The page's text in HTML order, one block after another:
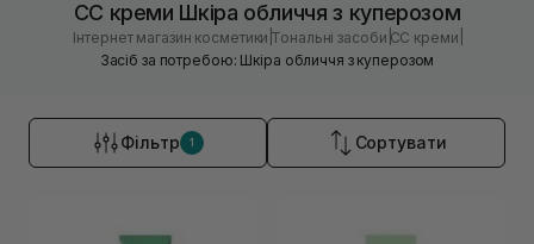
CC креми Шкіра обличчя з куперозом
Інтернет магазин косметики |Тональні засоби |CC креми
Засіб за потребою: Шкіра обличчя з куперозом
Фільтр 1 Сортувати